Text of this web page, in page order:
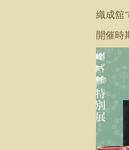
織成舘
開催時